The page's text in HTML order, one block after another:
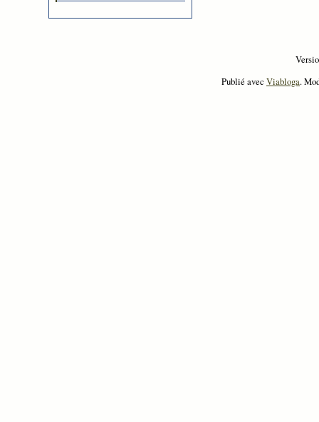
Publié avec Viabloga.